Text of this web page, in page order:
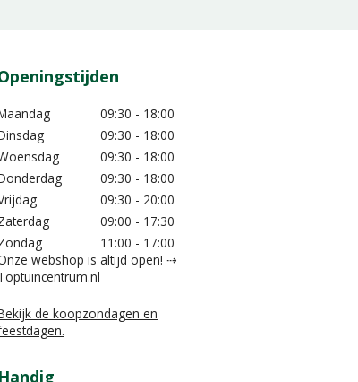
09:30 - 18:00
09:30 - 18:00
09:30 - 18:00
09:30 - 18:00
09:30 - 20:00
09:00 - 17:30
11:00 - 17:00
webshop is altijd open! ⇢
de koopzondagen en
Handig